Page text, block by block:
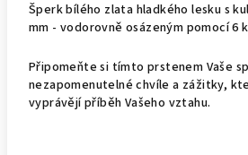
Šperk bílého zlata hladkého lesku s
mm - vodorovně osázeným pomocí 6
Připomeňte si tímto prstenem Vaše
nezapomenutelné chvíle a zážitky,
vyprávějí příběh Vašeho vztahu.